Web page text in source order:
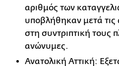
αριθμός των
υποβλήθηκαν μετά τις
στη συντριπτική τους
ανώνυμες.
Ανατολική Αττική: